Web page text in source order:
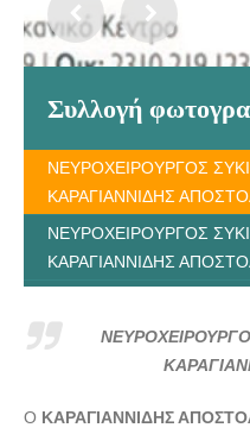
Συλλογή
ΝΕΥΡΟΧΕΙΡΟΥΡΓΟΣ
ΚΑΡΑΓΙΑΝΝΙΔΗΣ
ΝΕΥΡΟΧΕΙΡΟΥΡΓΟΣ
ΚΑΡΑΓΙΑΝΝΙΔΗΣ
ΚΑΡΑΓΙΑΝΝΙΔΗΣ
Ο ΚΑΡΑΓΙΑΝΝΙΔΗΣ